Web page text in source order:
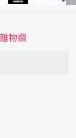
物類